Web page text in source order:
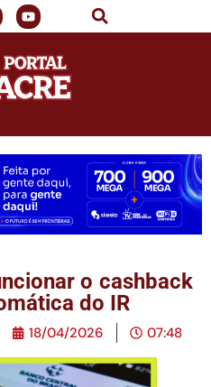
o cashback
do IR
18/04/2026 07:48